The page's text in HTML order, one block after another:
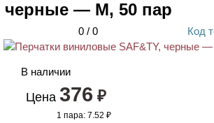
черные — M, 50 пар
0 / 0 Код
В наличии
Цена 376 ₽
1 пара:7.52 ₽